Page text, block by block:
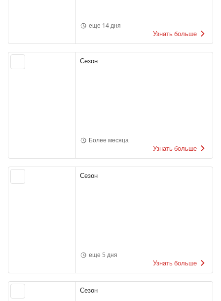
еще 14 дня
Узнать больше
Сезон
Более месяца
Узнать больше
Сезон
еще 5 дня
Узнать больше
Сезон